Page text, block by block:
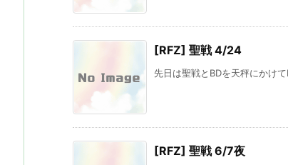
[RFZ] 聖戦 4/24
先日は聖戦とBDを天秤にかけ
[RFZ] 聖戦 6/7夜